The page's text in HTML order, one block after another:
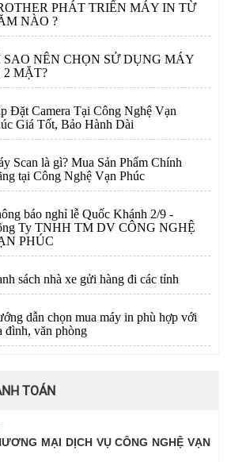
PHÁT TRIỂN MÁY IN TỪ
NÀO ?
SAO NÊN CHỌN SỬ DỤNG MÁY
2 MẶT?
Đặt Camera Tại Công Nghệ Vạn
Giá Tốt, Bảo Hành Dài
Scan là gì? Mua Sản Phẩm Chính
tại Công Nghệ Vạn Phúc
báo nghỉ lễ Quốc Khánh 2/9 -
Ty TNHH TM DV CÔNG NGHỆ
PHÚC
sách nhà xe gửi hàng đi các tỉnh
dẫn chọn mua máy in phù hợp với
đình, văn phòng
TOÁN
MẠI DỊCH VỤ CÔNG NGHỆ VẠN